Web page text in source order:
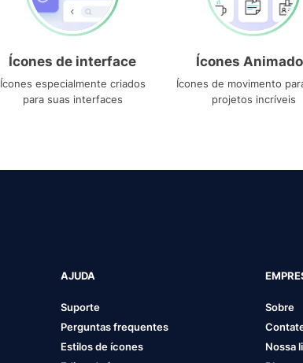
Ícones de interface
Ícones especialmente criados
para suas interfaces
Ícones
Ícones de movimento
projetos incríveis
AJUDA
Suporte
Perguntas frequentes
Estilos de ícones
Sobre
Nossa